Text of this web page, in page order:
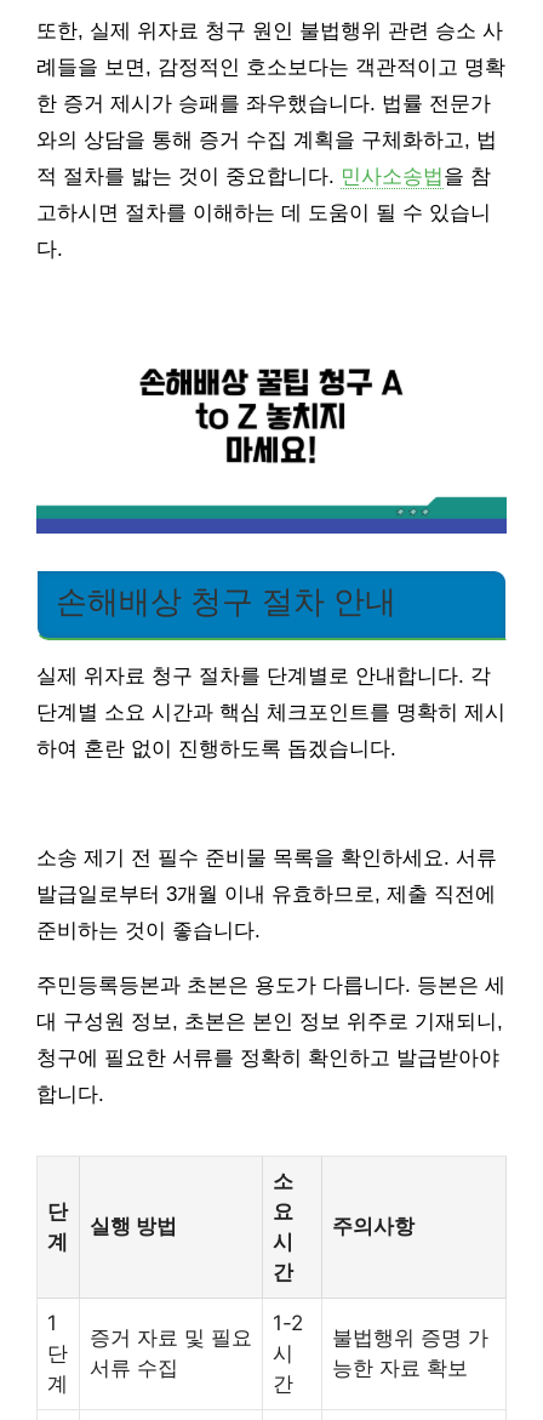
또한, 실제 위자료 청구 원인 불법행위 관련 승소 사
례들을 보면, 감정적인 호소보다는 객관적이고 명확
한 증거 제시가 승패를 좌우했습니다. 법률 전문가
와의 상담을 통해 증거 수집 계획을 구체화하고, 법
적 절차를 밟는 것이 중요합니다. 민사소송법을 참
고하시면 절차를 이해하는 데 도움이 될 수 있습니
다.
손해배상 청구 절차 안내
실제 위자료 청구 절차를 단계별로 안내합니다. 각
단계별 소요 시간과 핵심 체크포인트를 명확히 제시
하여 혼란 없이 진행하도록 돕겠습니다.
소송 제기 전 필수 준비물 목록을 확인하세요. 서류
발급일로부터 3개월 이내 유효하므로, 제출 직전에
준비하는 것이 좋습니다.
주민등록등본과 초본은 용도가 다릅니다. 등본은 세
대 구성원 정보, 초본은 본인 정보 위주로 기재되니,
청구에 필요한 서류를 정확히 확인하고 발급받아야
합니다.
단
계
실행 방법
소
요
시
간
주의사항
1
단
계
증거 자료 및 필요
서류 수집
1-2
시
간
불법행위 증명 가
능한 자료 확보